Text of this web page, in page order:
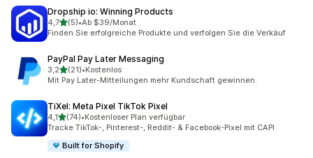
Dropship io: Winning Products
4,7von 5 Sternen
(5)
5 Rezensionen insgesamt
•Ab $39/Monat
Finden Sie erfolgreiche Produkte und verfolgen Sie die Verkäuf
PayPal Pay Later Messaging
3,2von 5 Sternen
(21)
21 Rezensionen insgesamt
•Kostenlos
Mit Pay Later-Mitteilungen mehr Kundschaft gewinnen.
TiXel: Meta Pixel TikTok Pixel
4,1von 5 Sternen
(74)
74 Rezensionen insgesamt
•Kostenloser Plan verfügbar
Tracke TikTok-, Pinterest-, Reddit- & Facebook-Pixel mit CAPI
Built for Shopify